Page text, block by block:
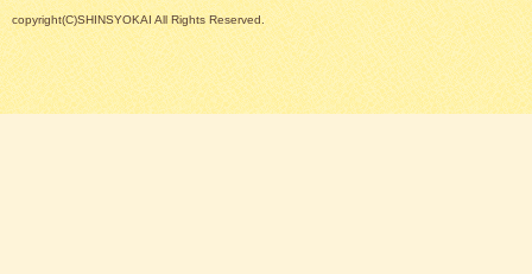
copyright(C)SHINSYOKAI All Rights Reserved.